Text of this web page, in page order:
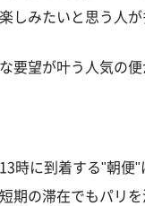
しみたいと思う人が
要望が叶う人気の
時に到着する"朝便
期の滞在でもパリ